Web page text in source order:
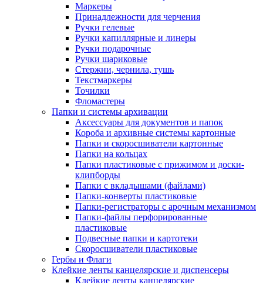
Маркеры
Принадлежности для черчения
Ручки гелевые
Ручки капиллярные и линеры
Ручки подарочные
Ручки шариковые
Стержни, чернила, тушь
Текстмаркеры
Точилки
Фломастеры
Папки и системы архивации
Аксессуары для документов и папок
Короба и архивные системы картонные
Папки и скоросшиватели картонные
Папки на кольцах
Папки пластиковые с прижимом и доски-
клипборды
Папки с вкладышами (файлами)
Папки-конверты пластиковые
Папки-регистраторы с арочным механизмом
Папки-файлы перфорированные
пластиковые
Подвесные папки и картотеки
Скоросшиватели пластиковые
Гербы и Флаги
Клейкие ленты канцелярские и диспенсеры
Клейкие ленты канцелярские